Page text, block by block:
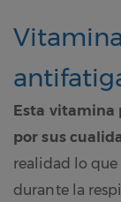
Esta vitamina
por sus
realidad lo que
durante la